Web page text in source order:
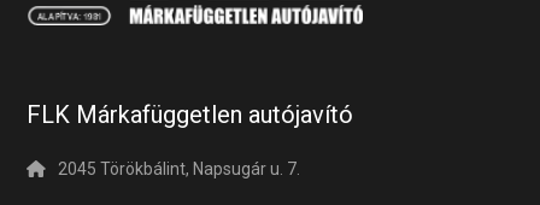
FLK Márkafüggetlen autójavító
2045 Törökbálint, Napsugár u. 7.